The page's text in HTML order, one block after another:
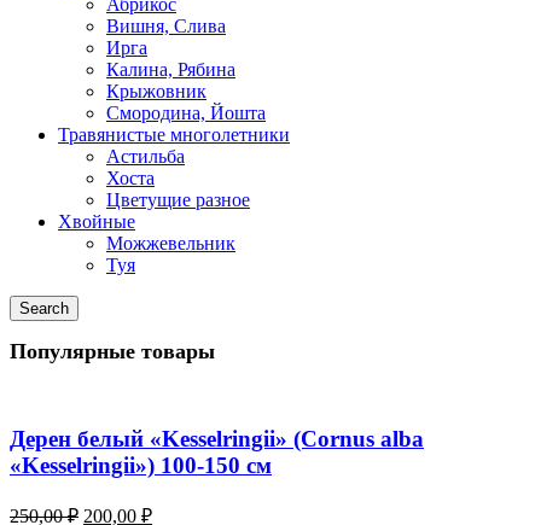
Вишня, Слива
Ирга
Калина, Рябина
Крыжовник
Смородина, Йошта
Травянистые многолетники
Астильба
Хоста
Цветущие разное
Хвойные
Можжевельник
Туя
Search
Популярные товары
Дерен белый «Kesselringii» (Cornus alba
«Kesselringii») 100-150 см
250,00₽ Original
200,00 ₽Current